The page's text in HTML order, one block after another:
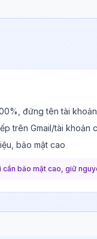
đứng tên tài
trên Gmail/tài khoản
bảo mật cao
cần bảo mật cao, giữ